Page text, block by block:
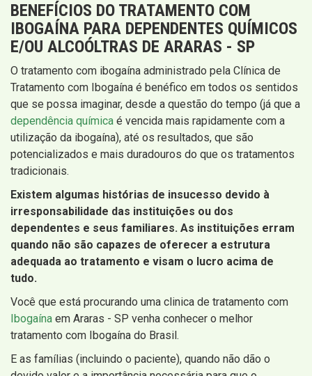
BENEFÍCIOS DO TRATAMENTO COM
IBOGAÍNA PARA DEPENDENTES QUÍMICOS
E/OU ALCOÓLTRAS DE ARARAS - SP
O tratamento com ibogaína administrado pela Clínica de
Tratamento com Ibogaína é benéfico em todos os sentidos
que se possa imaginar, desde a questão do tempo (já que a
dependência química é vencida mais rapidamente com a
utilização da ibogaína), até os resultados, que são
potencializados e mais duradouros do que os tratamentos
tradicionais.
Existem algumas histórias de insucesso devido à
irresponsabilidade das instituições ou dos
dependentes e seus familiares. As instituições erram
quando não são capazes de oferecer a estrutura
adequada ao tratamento e visam o lucro acima de
tudo.
Você que está procurando uma clinica de tratamento com
Ibogaína em Araras - SP venha conhecer o melhor
tratamento com Ibogaína do Brasil.
E as famílias (incluindo o paciente), quando não dão o